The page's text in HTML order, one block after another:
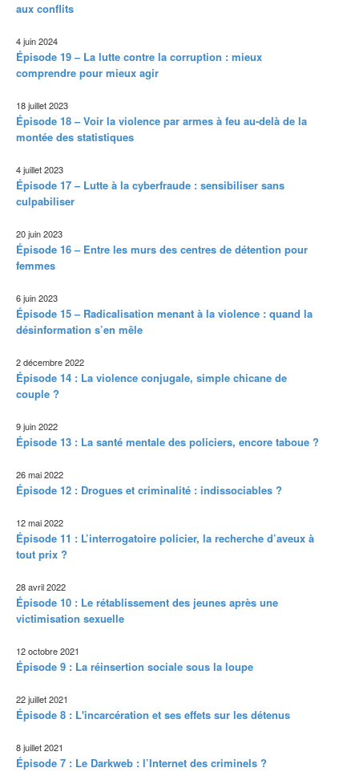
aux conflits
4 juin 2024
Épisode 19 – La lutte contre la corruption : mieux
comprendre pour mieux agir
18 juillet 2023
Épisode 18 – Voir la violence par armes à feu au-delà de la
montée des statistiques
4 juillet 2023
Épisode 17 – Lutte à la cyberfraude : sensibiliser sans
culpabiliser
20 juin 2023
Épisode 16 – Entre les murs des centres de détention pour
femmes
6 juin 2023
Épisode 15 – Radicalisation menant à la violence : quand la
désinformation s’en mêle
2 décembre 2022
Épisode 14 : La violence conjugale, simple chicane de
couple ?
9 juin 2022
Épisode 13 : La santé mentale des policiers, encore taboue ?
26 mai 2022
Épisode 12 : Drogues et criminalité : indissociables ?
12 mai 2022
Épisode 11 : L’interrogatoire policier, la recherche d’aveux à
tout prix ?
28 avril 2022
Épisode 10 : Le rétablissement des jeunes après une
victimisation sexuelle
12 octobre 2021
Épisode 9 : La réinsertion sociale sous la loupe
22 juillet 2021
Épisode 8 : L'incarcération et ses effets sur les détenus
8 juillet 2021
Épisode 7 : Le Darkweb : l’Internet des criminels ?